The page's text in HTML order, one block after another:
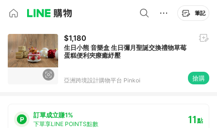
筆記
$1,180
生日小熊 音樂盒 生日彌月聖誕交換禮物草莓
蛋糕便利夾療癒紓壓
亞洲跨境設計購物平台 Pinkoi 搶購
訂單成立賺1%
下單享LINE POINTS點數 11點